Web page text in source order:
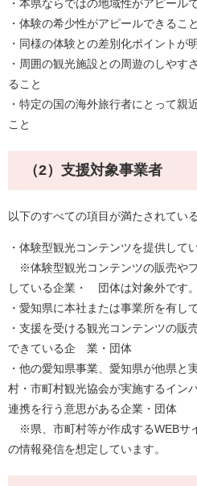
・本県ならではの地域性がアピール
・体験の希少性がアピールできること
・同様の体験との差別化ポイントが
・周囲の観光施設との周遊のしやす
ること
・特定の国の海外旅行者にとって親
こと
（2）支援対象事業者
以下のすべての項目が満たされてい
・体験型観光コンテンツを提供して
※体験型観光コンテンツの販売や
している企業・ 団体は対象外です。
・愛知県に本社または事業所を有し
・支援を受ける観光コンテンツの販
できている企 業・団体
・他の愛知県事業、愛知県が他県と
村・市町村観光協会が実施するイン
連携を行う意思がある企業・団体
※県、市町村等が作成するWEBサ
の情報発信を想定しています。